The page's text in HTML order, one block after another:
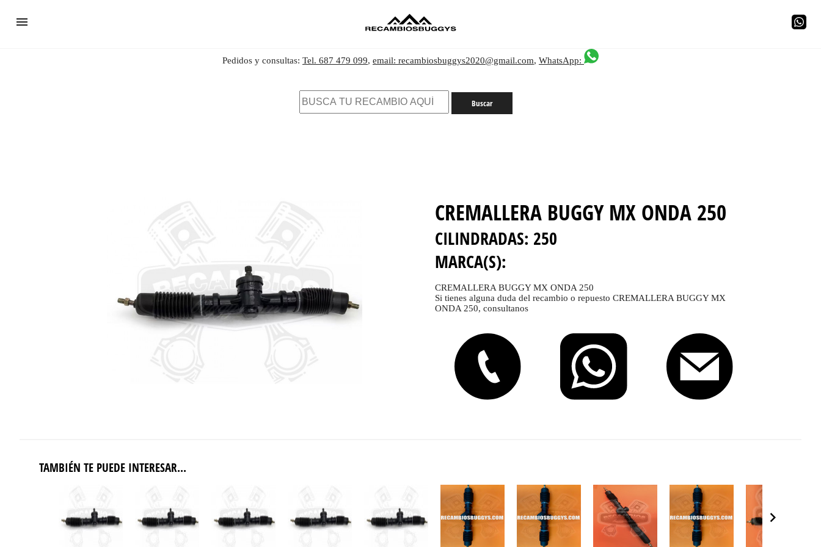
Pedidos y consultas: Tel. 687 479 099, email: recambiosbuggys2020@gmail.com, WhatsApp:
CREMALLERA BUGGY MX ONDA 250
CILINDRADAS: 250
MARCA(S):
CREMALLERA BUGGY MX ONDA 250
Si tienes alguna duda del recambio o repuesto CREMALLERA BUGGY MX
ONDA 250, consultanos
TAMBIÉN TE PUEDE INTERESAR...